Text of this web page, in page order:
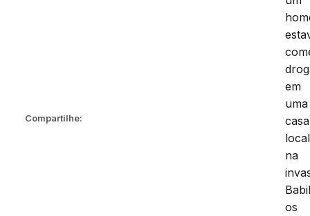
Compartilhe:
em
uma
casa
na
os